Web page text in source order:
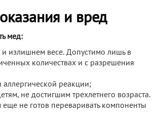
и вред
мед:
и излишнем весе. Допустимо лишь в
количествах и с разрешения
аллергической реакции;
не достигшим трехлетнего возраста.
еще не готов переваривать компоненты